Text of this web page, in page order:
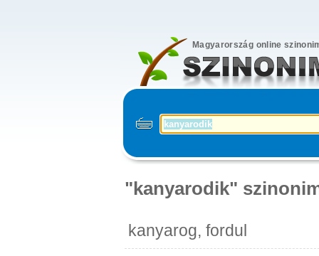
Magyarország online
"kanyarodik"
kanyarog, fordul